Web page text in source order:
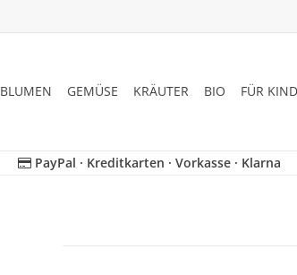
BLUMEN GEMÜSE KRÄUTER BIO FÜR
PayPal · Kreditkarten · Vorkasse · Klarna